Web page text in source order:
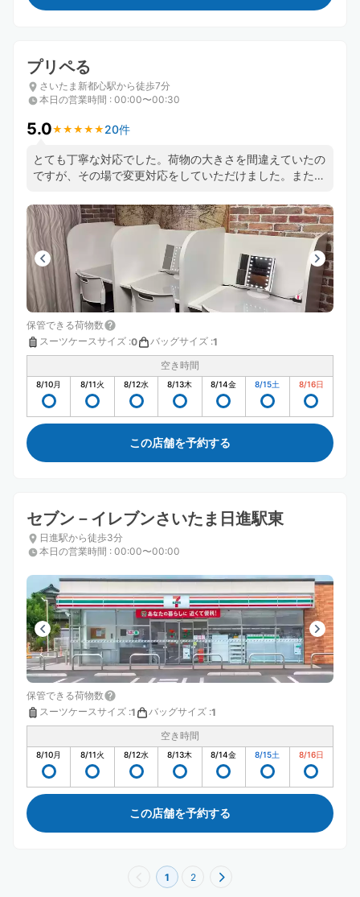
プリペる
さいたま新都心駅から徒歩7分
本日の営業時間 : 00:00〜00:30
5.0★ ★ ★ ★ ★
★ ★ ★ ★ ★ 20件
とても丁寧な対応でした。荷物の大きさを間違えていたの
ですが、その場で変更対応をしていただけました。また、
客さんとの会話が聞こえた）
保管できる荷物数
スーツケースサイズ :0 バッグサイズ :1
空き時間
8/10月 8/11火 8/12水 8/13木 8/14金 8/15土 8/16日
この店舗を予約する
セブン－イレブンさいたま日進駅東
日進駅から徒歩3分
本日の営業時間 : 00:00〜00:00
保管できる荷物数
スーツケースサイズ :1 バッグサイズ :1
空き時間
8/10月 8/11火 8/12水 8/13木 8/14金 8/15土 8/16日
この店舗を予約する
1 2